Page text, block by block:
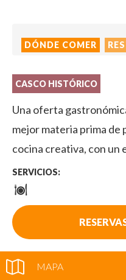
DÓNDE COMER
CASCO HISTÓRICO
Una oferta
mejor materia prima de
cocina creativa, con un
SERVICIOS:
MAPA